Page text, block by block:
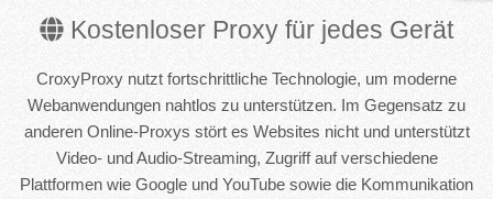
Kostenloser Proxy für jedes Gerät
CroxyProxy nutzt fortschrittliche Technologie, um moderne
Webanwendungen nahtlos zu unterstützen. Im Gegensatz zu
anderen Online-Proxys stört es Websites nicht und unterstützt
Video- und Audio-Streaming, Zugriff auf verschiedene
Plattformen wie Google und YouTube sowie die Kommunikation